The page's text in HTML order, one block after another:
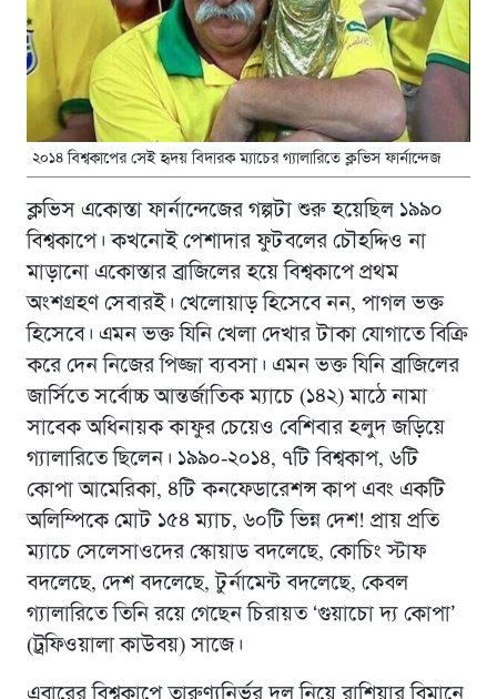
২০১৪ বিশ্বকাপের সেই হৃদয় বিদারক ম্যাচের গ্যালারিতে ক্লভিস ফার্নান্দেজ
ক্লভিস একোস্তা ফার্নান্দেজের গল্পটা শুরু হয়েছিল ১৯৯০
বিশ্বকাপে। কখনোই পেশাদার ফুটবলের চৌহদ্দিও না
মাড়ানো একোস্তার ব্রাজিলের হয়ে বিশ্বকাপে প্রথম
অংশগ্রহণ সেবারই। খেলোয়াড় হিসেবে নন, পাগল ভক্ত
হিসেবে। এমন ভক্ত যিনি খেলা দেখার টাকা যোগাতে বিক্রি
করে দেন নিজের পিজ্জা ব্যবসা। এমন ভক্ত যিনি ব্রাজিলের
জার্সিতে সর্বোচ্চ আন্তর্জাতিক ম্যাচে (১৪২) মাঠে নামা
সাবেক অধিনায়ক কাফুর চেয়েও বেশিবার হলুদ জড়িয়ে
গ্যালারিতে ছিলেন। ১৯৯০-২০১৪, ৭টি বিশ্বকাপ, ৬টি
কোপা আমেরিকা, ৪টি কনফেডারেশন্স কাপ এবং একটি
অলিম্পিকে মোট ১৫৪ ম্যাচ, ৬০টি ভিন্ন দেশ! প্রায় প্রতি
ম্যাচে সেলেসাওদের স্কোয়াড বদলেছে, কোচিং স্টাফ
বদলেছে, দেশ বদলেছে, টুর্নামেন্ট বদলেছে, কেবল
গ্যালারিতে তিনি রয়ে গেছেন চিরায়ত ‘গুয়াচো দ্য কোপা’
(ট্রফিওয়ালা কাউবয়) সাজে।
এবারের বিশ্বকাপে তারুণ্যনির্ভর দল নিয়ে রাশিয়ার বিমানে